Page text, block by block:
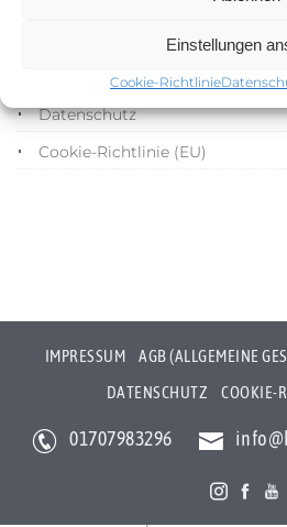
Einstellungen
Cookie-Richtlinie
AGB (Allgemeine
Datenschutz
Cookie-Richtlinie (EU)
IMPRESSUM
AGB (ALLGEMEINE
DATENSCHUTZ
COOKIE-
01707983296
Bertram Plischke